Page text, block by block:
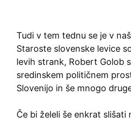
Tudi v tem tednu se je v
Staroste slovenske levice
levih strank, Robert Golob
sredinskem političnem
Slovenijo in še mnogo
Če bi želeli še enkrat